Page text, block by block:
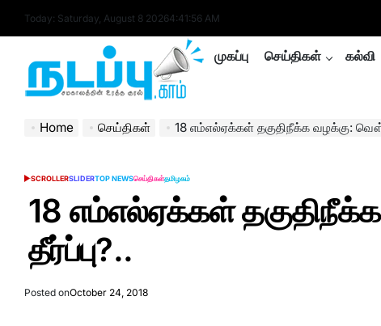
Today: Saturday, August 8 20264:41:56 AM
nadappu.com
முகப்பு செய்திகள் கல்வி
Home செய்திகள் 18 எம்எல்ஏக்கள் தகுதிநீக்க வழக்கு:
POSTED
SCROLLERSLIDERTOP NEWSசெய்திகள்தமிழகம்
18 எம்எல்ஏக்கள்
தீர்ப்பு?..
Posted onOctober 24, 2018